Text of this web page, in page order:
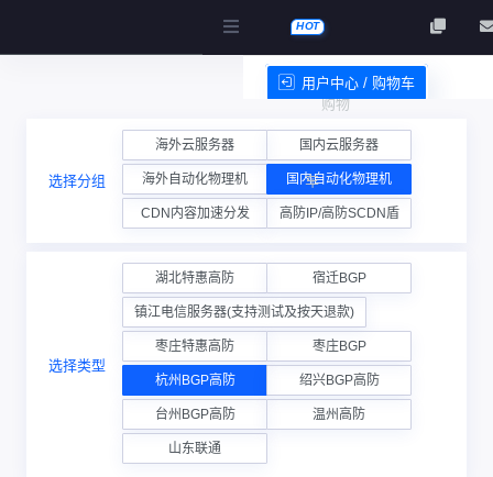
HOT
购物
车
用户中心 / 购物车
服务条款
选择分组
海外云服务器 国内云服务器
海外自动化物理机 国内自动化物理机
CDN内容加速分发 高防IP/高防SCDN盾
选择类型
湖北特惠高防 宿迁BGP
镇江电信服务器(支持测试及按天退款)
枣庄特惠高防 枣庄BGP
杭州BGP高防 绍兴BGP高防
台州BGP高防 温州高防
山东联通